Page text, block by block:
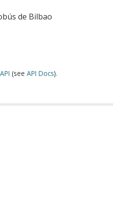
de Bilbao
API (see API Docs).